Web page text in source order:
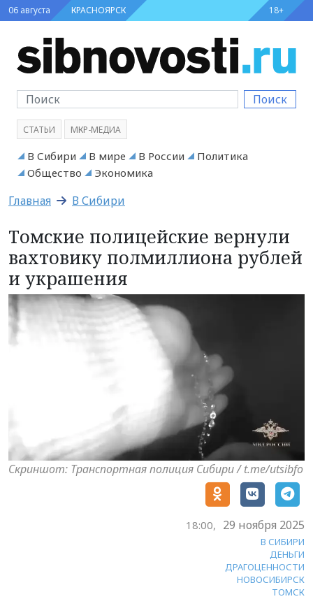
06 августа КРАСНОЯРСК 18+
Поиск
СТАТЬИ МКР-МЕДИА
В Сибири В мире В России
Политика
Общество
Экономика
Главная В Сибири
Томские полицейские вернули
вахтовику полмиллиона рублей
и украшения
Скриншот: Транспортная полиция Сибири / t.me/utsibfo
18:00, 29 ноября 2025
В СИБИРИ
ДЕНЬГИ
ДРАГОЦЕННОСТИ
НОВОСИБИРСК
ТОМСК